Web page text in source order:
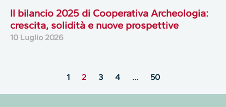
Il bilancio 2025 di Cooperativa Archeologia:
crescita, solidità e nuove prospettive
10 Luglio 2026
1 2 3 4 … 50